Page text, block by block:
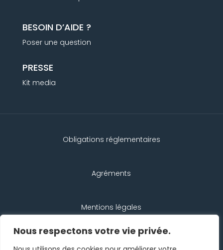
Nous respectons votre vie privée.
BESOIN D’AIDE ?
Poser une question
PRESSE
Kit media
Obligations réglementaires
Agréments
Mentions légales